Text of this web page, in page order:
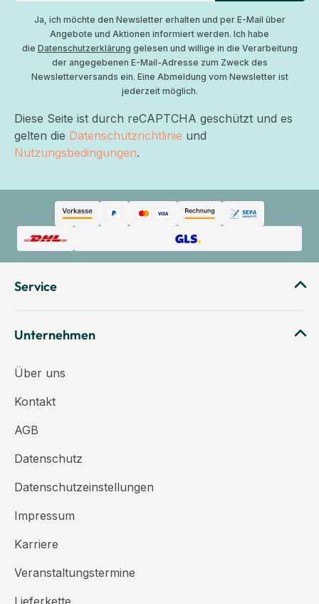
Ja, ich möchte den Newsletter erhalten und per E-Mail über
Angebote und Aktionen informiert werden. Ich habe
die Datenschutzerklärung gelesen und willige in die Verarbeitung
der angegebenen E-Mail-Adresse zum Zweck des
Newsletterversands ein. Eine Abmeldung vom Newsletter ist
jederzeit möglich.
Diese Seite ist durch reCAPTCHA geschützt und es
gelten die Datenschutzrichtlinie und
Nutzungsbedingungen.
Service
Unternehmen
Über uns
Kontakt
AGB
Datenschutz
Datenschutzeinstellungen
Impressum
Karriere
Veranstaltungstermine